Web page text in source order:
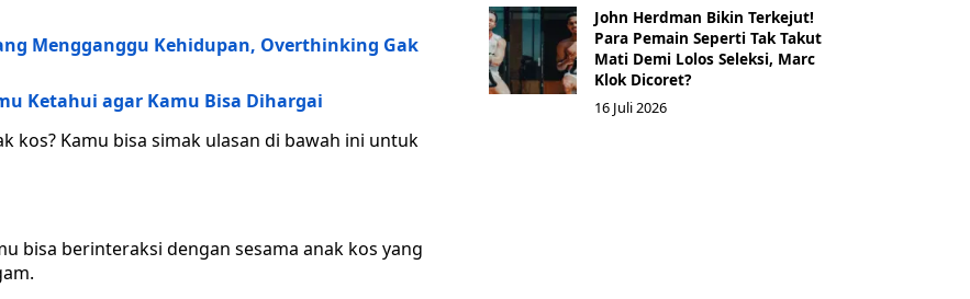
Mengganggu Kehidupan, Overthinking Gak
Ketahui agar Kamu Bisa Dihargai
kos? Kamu bisa simak ulasan di bawah ini untuk
bisa berinteraksi dengan sesama anak kos yang
John Herdman Bikin Terkejut!
Para Pemain Seperti Tak Takut
Mati Demi Lolos Seleksi, Marc
Klok Dicoret?
16 Juli 2026